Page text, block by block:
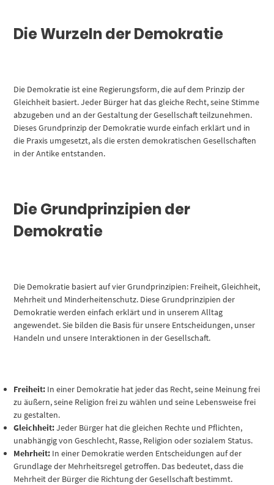
Die Wurzeln der Demokratie
Die Demokratie ist eine Regierungsform, die auf dem Prinzip der
Gleichheit basiert. Jeder Bürger hat das gleiche Recht, seine Stimme
abzugeben und an der Gestaltung der Gesellschaft teilzunehmen.
Dieses Grundprinzip der Demokratie wurde einfach erklärt und in
die Praxis umgesetzt, als die ersten demokratischen Gesellschaften
in der Antike entstanden.
Die Grundprinzipien der
Demokratie
Die Demokratie basiert auf vier Grundprinzipien: Freiheit, Gleichheit,
Mehrheit und Minderheitenschutz. Diese Grundprinzipien der
Demokratie werden einfach erklärt und in unserem Alltag
angewendet. Sie bilden die Basis für unsere Entscheidungen, unser
Handeln und unsere Interaktionen in der Gesellschaft.
Freiheit: In einer Demokratie hat jeder das Recht, seine Meinung frei
zu äußern, seine Religion frei zu wählen und seine Lebensweise frei
zu gestalten.
Gleichheit:Jeder Bürger hat die gleichen Rechte und Pflichten,
unabhängig von Geschlecht, Rasse, Religion oder sozialem Status.
Mehrheit: In einer Demokratie werden Entscheidungen auf der
Grundlage der Mehrheitsregel getroffen. Das bedeutet, dass die
Mehrheit der Bürger die Richtung der Gesellschaft bestimmt.